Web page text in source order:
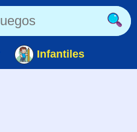
Infantiles